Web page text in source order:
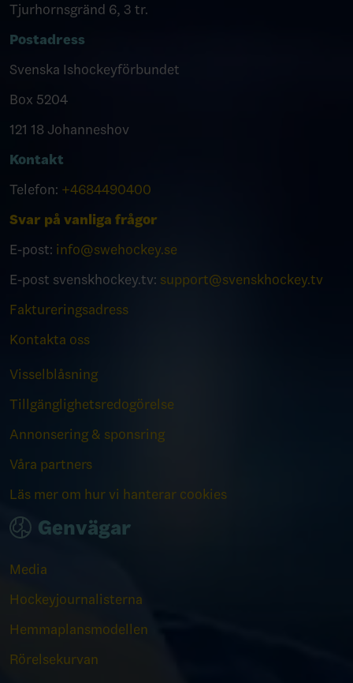
Tjurhornsgränd 6, 3 tr.
Postadress
Svenska Ishockeyförbundet
Box 5204
121 18 Johanneshov
Kontakt
Telefon: +4684490400
Svar på vanliga frågor
E-post: info@swehockey.se
E-post svenskhockey.tv: support@svenskhockey.tv
Faktureringsadress
Kontakta oss
Visselblåsning
Tillgänglighetsredogörelse
Annonsering & sponsring
Våra partners
Läs mer om hur vi hanterar cookies
Genvägar
Media
Hockeyjournalisterna
Hemmaplansmodellen
Rörelsekurvan